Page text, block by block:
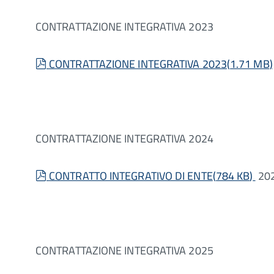
CONTRATTAZIONE INTEGRATIVA 2023
pdf
CONTRATTAZIONE INTEGRATIVA 2023(1.71 MB)
CONTRATTAZIONE INTEGRATIVA 2024
pdf
CONTRATTO INTEGRATIVO DI ENTE(784 KB)
CONTRATTAZIONE INTEGRATIVA 2025